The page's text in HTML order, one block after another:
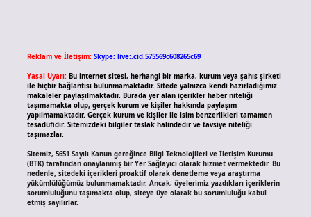
Reklam ve İletişim: Skype: live:.cid.575569c608265c69
Yasal Uyarı: Bu internet sitesi, herhangi bir marka, kurum veya şahıs şirketi
ile hiçbir bağlantısı bulunmamaktadır. Sitede yalnızca kendi hazırladığımız
makaleler paylaşılmaktadır. Burada yer alan içerikler haber niteliği
taşımamakta olup, gerçek kurum ve kişiler hakkında paylaşım
yapılmamaktadır. Gerçek kurum ve kişiler ile isim benzerlikleri tamamen
tesadüfidir. Sitemizdeki bilgiler taslak halindedir ve tavsiye niteliği
taşımazlar.
Sitemiz, 5651 Sayılı Kanun gereğince Bilgi Teknolojileri ve İletişim Kurumu
(BTK) tarafından onaylanmış bir Yer Sağlayıcı olarak hizmet vermektedir. Bu
nedenle, sitedeki içerikleri proaktif olarak denetleme veya araştırma
yükümlülüğümüz bulunmamaktadır. Ancak, üyelerimiz yazdıkları içeriklerin
sorumluluğunu taşımakta olup, siteye üye olarak bu sorumluluğu kabul
etmiş sayılırlar.